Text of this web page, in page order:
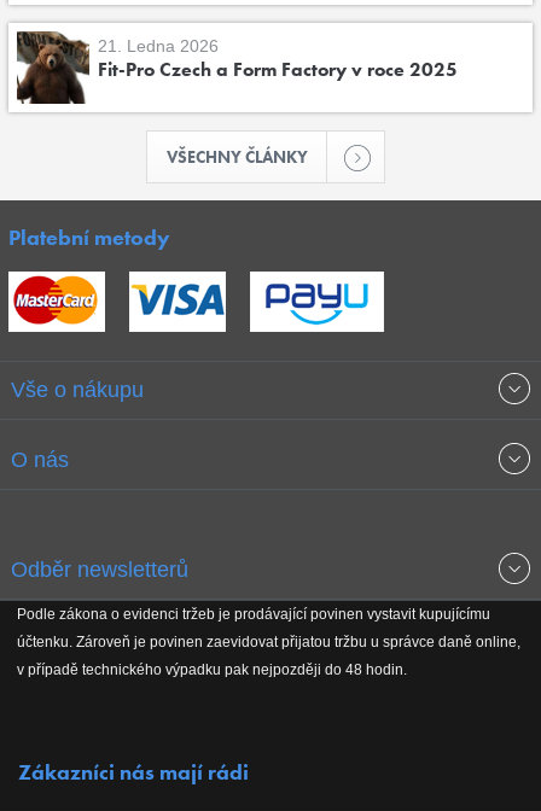
21. Ledna 2026
Fit-Pro Czech a Form Factory v roce 2025
VŠECHNY ČLÁNKY
Platební metody
Vše o nákupu
Obchodní podmínky
Reklamační řád
O nás
Koho podporujeme
Odběr newsletterů
Získejte přehled o novinkách, slevách, akčním zboží a upozornění
na nové články v magazínu!
Podle zákona o evidenci tržeb je prodávající povinen vystavit kupujícímu
účtenku. Zároveň je povinen zaevidovat přijatou tržbu u správce daně online,
v případě technického výpadku pak nejpozději do 48 hodin.
Zákazníci nás mají rádi